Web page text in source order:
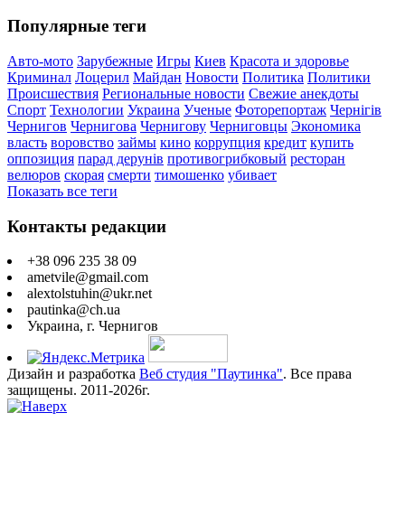
Популярные теги
Авто-мото Зарубежные Игры Киев Красота и здоровье
Криминал Лоцерил Майдан Новости Политика Политики
Происшествия Региональные новости Свежие анекдоты
Спорт Технологии Украина Ученые Фоторепортаж Чернігів
Чернигов Чернигова Чернигову Черниговцы Экономика
власть воровство займы кино коррупция кредит купить
оппозиция парад дерунів противогрибковый ресторан
велюров скорая смерти тимошенко убивает
Показать все теги
Контакты редакции
+38 096 235 38 09
ametvile@gmail.com
alextolstuhin@ukr.net
pautinka@ch.ua
Украина, г. Чернигов
Дизайн и разработка Веб студия "Паутинка". Все права
защищены. 2011-2026г.